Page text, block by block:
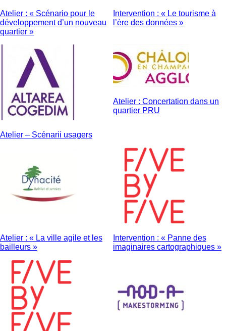
Atelier : « Scénario pour le
développement d’un nouveau
quartier »
Intervention : « Le tourisme à
l’ère des données »
Atelier – Scénarii usagers
Atelier : Concertation dans un
quartier PRU
Atelier : « La ville agile et les
bailleurs »
Intervention : « Panne des
imaginaires cartographiques »